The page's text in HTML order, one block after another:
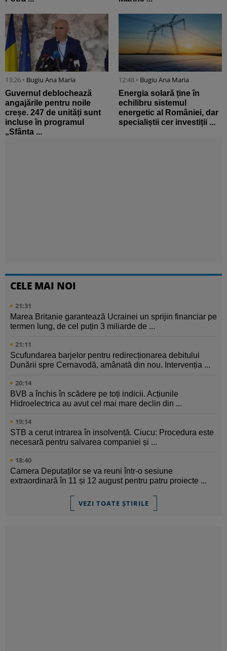
13:26 • Bugiu ⁠Ana Maria
Guvernul deblochează
angajările pentru noile
creșe. 247 de unități sunt
incluse în programul
„Sfânta ...
12:48 • Bugiu ⁠Ana Maria
Energia solară ține în
echilibru sistemul
energetic al României, dar
specialiștii cer investiții ...
CELE MAI NOI
21:31
Marea Britanie garantează Ucrainei un sprijin financiar pe
termen lung, de cel puțin 3 miliarde de ...
21:11
Scufundarea barjelor pentru redirecționarea debitului
Dunării spre Cernavodă, amânată din nou. Intervenția ...
20:14
BVB a închis în scădere pe toți indicii. Acțiunile
Hidroelectrica au avut cel mai mare declin din ...
19:14
STB a cerut intrarea în insolvență. Ciucu: Procedura este
necesară pentru salvarea companiei și ...
18:40
Camera Deputaților se va reuni într-o sesiune
extraordinară în 11 și 12 august pentru patru proiecte ...
VEZI TOATE ȘTIRILE